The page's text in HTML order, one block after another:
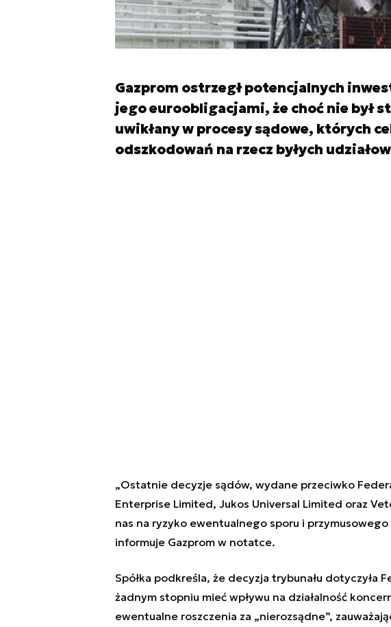
Gazprom ostrzegł potencjalnych
jego euroobligacjami, że choć nie był
uwikłany w procesy sądowe, których
odszkodowań na rzecz byłych
„Ostatnie decyzje sądów, wydane przeciwko
Enterprise Limited, Jukos Universal Limited oraz
nas na ryzyko ewentualnego sporu i
informuje Gazprom w notatce.
Spółka podkreśla, że decyzja trybunału dotyczyła
żadnym stopniu mieć wpływu na działalność
ewentualne roszczenia za „nierozsądne”,